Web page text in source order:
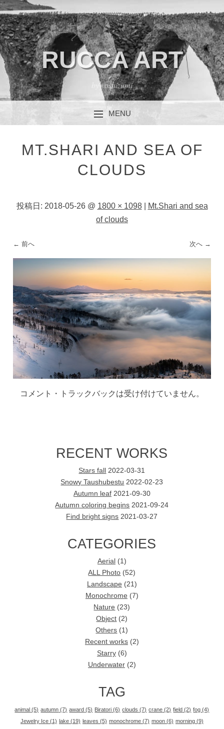
RUCCA ART
by yoshizumi
MENU
MT.SHARI AND SEA OF
CLOUDS
投稿日: 2018-05-26@ 1800 × 1098|
Mt.Shari and sea
of clouds
← 前へ 次へ →
コメント・トラックバックは受け付けていません。
RECENT WORKS
Stars fall 2022-03-31
Snowy Taushubestu 2022-02-23
Autumn leaf2021-09-30
Autumn coloring begins 2021-09-24
Find bright signs 2021-03-27
CATEGORIES
Aerial (1)
ALL Photo (52)
Landscape (21)
Monochrome (7)
Nature (23)
Object (2)
Others (1)
Recent works(2)
Starry(6)
Underwater(2)
TAG
animal (5) autumn (7) award (5) Biratori (6) clouds (7) crane (2) field (2) fog (4)
Jewelry Ice(1) lake(19) leaves (5) monochrome(7) moon(6) morning(9)